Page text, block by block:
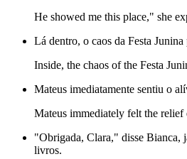
He showed me this place," she
Lá dentro, o caos da Festa Junina
Inside, the chaos of the Festa
Mateus imediatamente sentiu o
Mateus immediately felt the relief
"Obrigada, Clara," disse Bianca,
livros.